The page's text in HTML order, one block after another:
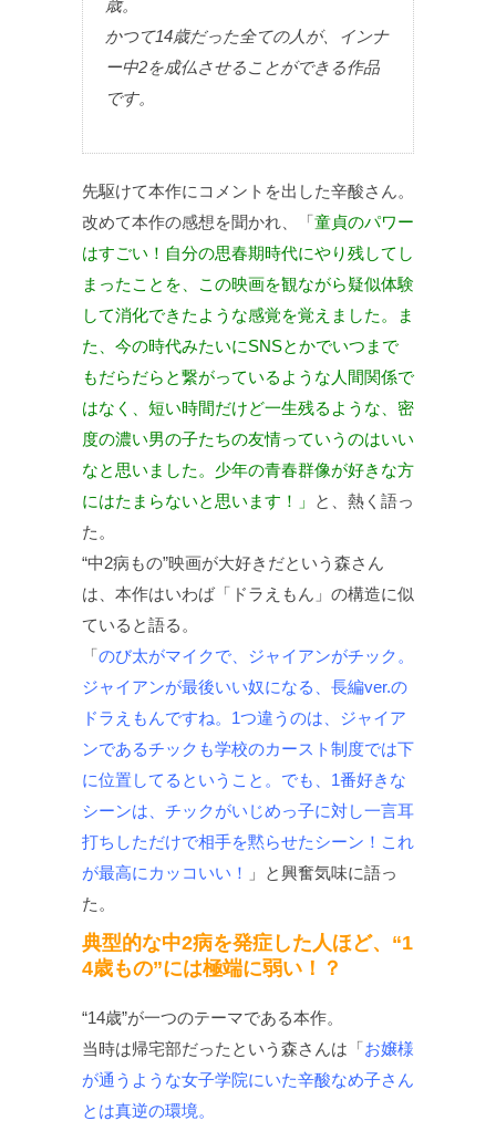
歳。
かつて14歳だった全ての人が、インナ
ー中2を成仏させることができる作品
です。
先駆けて本作にコメントを出した辛酸さん。
改めて本作の感想を聞かれ、「童貞のパワー
はすごい！自分の思春期時代にやり残してし
まったことを、この映画を観ながら疑似体験
して消化できたような感覚を覚えました。ま
た、今の時代みたいにSNSとかでいつまで
もだらだらと繋がっているような人間関係で
はなく、短い時間だけど一生残るような、密
度の濃い男の子たちの友情っていうのはいい
なと思いました。少年の青春群像が好きな方
にはたまらないと思います！」
と、熱く語っ
た。
“中2病もの”映画が大好きだという森さん
は、本作はいわば「ドラえもん」の構造に似
ていると語る。
「のび太がマイクで、ジャイアンがチック。
ジャイアンが最後いい奴になる、長編ver.の
ドラえもんですね。1つ違うのは、ジャイア
ンであるチックも学校のカースト制度では下
に位置してるということ。でも、1番好きな
シーンは、チックがいじめっ子に対し一言耳
打ちしただけで相手を黙らせたシーン！これ
が最高にカッコいい！
」と興奮気味に語っ
た。
典型的な中2病を発症した人ほど、“1
4歳もの”には極端に弱い！？
“14歳”が一つのテーマである本作。
当時は帰宅部だったという森さんは「お嬢様
が通うような女子学院にいた辛酸なめ子さん
とは真逆の環境。